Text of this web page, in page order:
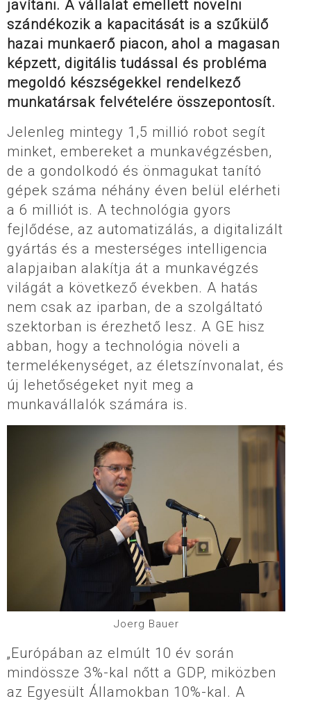
javítani. A vállalat emellett növelni
szándékozik a kapacitását is a szűkülő
hazai munkaerő piacon, ahol a magasan
képzett, digitális tudással és probléma
megoldó készségekkel rendelkező
munkatársak felvételére összepontosít.
Jelenleg mintegy 1,5 millió robot segít
minket, embereket a munkavégzésben,
de a gondolkodó és önmagukat tanító
gépek száma néhány éven belül elérheti
a 6 milliót is. A technológia gyors
fejlődése, az automatizálás, a digitalizált
gyártás és a mesterséges intelligencia
alapjaiban alakítja át a munkavégzés
világát a következő években. A hatás
nem csak az iparban, de a szolgáltató
szektorban is érezhető lesz. A GE hisz
abban, hogy a technológia növeli a
termelékenységet, az életszínvonalat, és
új lehetőségeket nyit meg a
munkavállalók számára is.
Joerg Bauer
„Európában az elmúlt 10 év során
mindössze 3%-kal nőtt a GDP, miközben
az Egyesült Államokban 10%-kal. A